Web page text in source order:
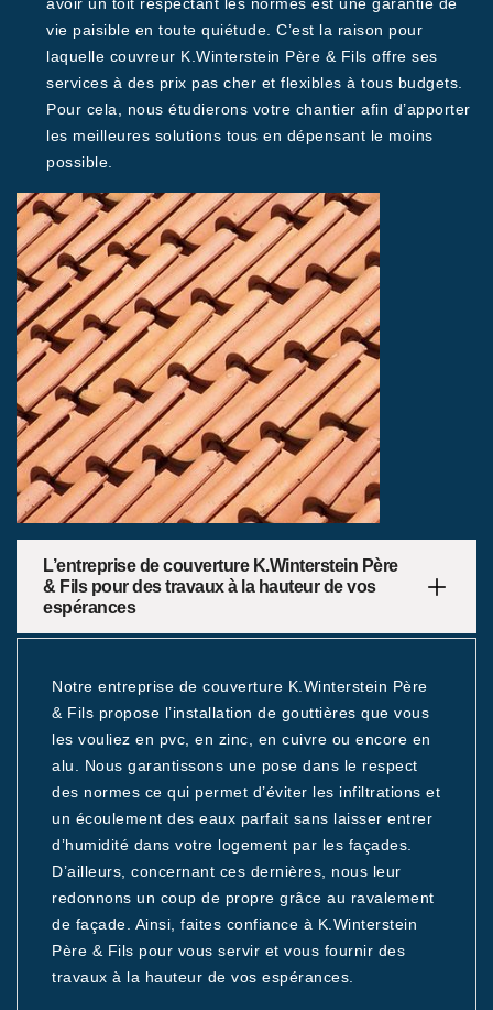
vie paisible en toute quiétude. C’est la raison pour
laquelle couvreur K.Winterstein Père & Fils offre ses
services à des prix pas cher et flexibles à tous budgets.
Pour cela, nous étudierons votre chantier afin d’apporter
les meilleures solutions tous en dépensant le moins
possible.
L’entreprise de couverture K.Winterstein Père
& Fils pour des travaux à la hauteur de vos
espérances
Notre entreprise de couverture K.Winterstein Père
& Fils propose l’installation de gouttières que vous
les vouliez en pvc, en zinc, en cuivre ou encore en
alu. Nous garantissons une pose dans le respect
des normes ce qui permet d’éviter les infiltrations et
un écoulement des eaux parfait sans laisser entrer
d’humidité dans votre logement par les façades.
D’ailleurs, concernant ces dernières, nous leur
redonnons un coup de propre grâce au ravalement
de façade. Ainsi, faites confiance à K.Winterstein
Père & Fils pour vous servir et vous fournir des
travaux à la hauteur de vos espérances.